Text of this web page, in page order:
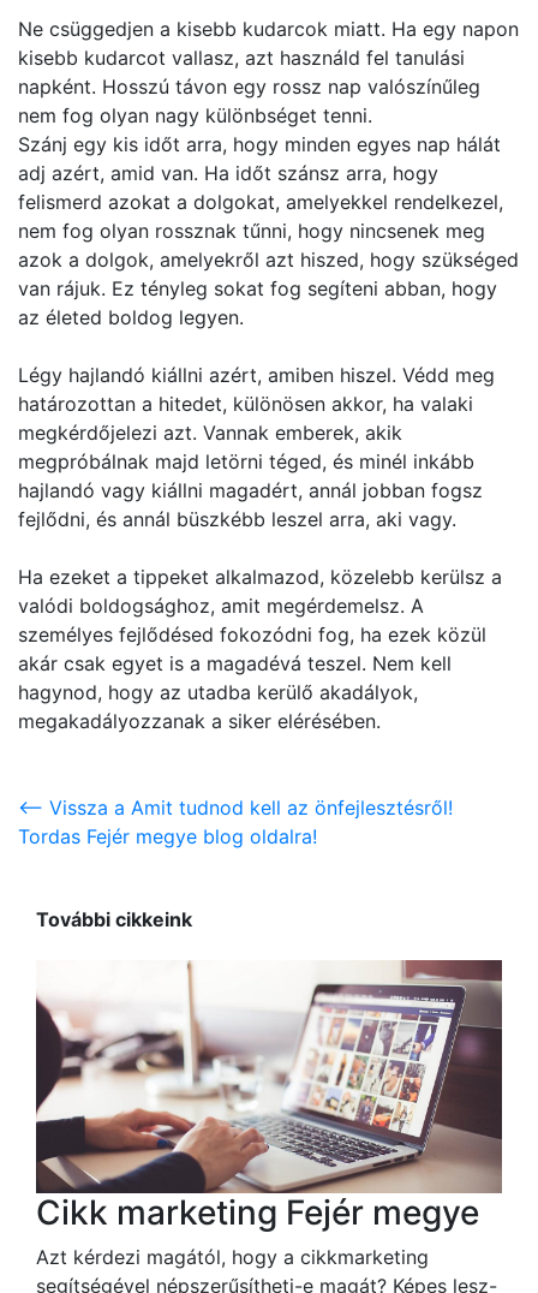
Ne csüggedjen a kisebb kudarcok miatt. Ha egy napon
kisebb kudarcot vallasz, azt használd fel tanulási
napként. Hosszú távon egy rossz nap valószínűleg
nem fog olyan nagy különbséget tenni.
Szánj egy kis időt arra, hogy minden egyes nap hálát
adj azért, amid van. Ha időt szánsz arra, hogy
felismerd azokat a dolgokat, amelyekkel rendelkezel,
nem fog olyan rossznak tűnni, hogy nincsenek meg
azok a dolgok, amelyekről azt hiszed, hogy szükséged
van rájuk. Ez tényleg sokat fog segíteni abban, hogy
az életed boldog legyen.
Légy hajlandó kiállni azért, amiben hiszel. Védd meg
határozottan a hitedet, különösen akkor, ha valaki
megkérdőjelezi azt. Vannak emberek, akik
megpróbálnak majd letörni téged, és minél inkább
hajlandó vagy kiállni magadért, annál jobban fogsz
fejlődni, és annál büszkébb leszel arra, aki vagy.
Ha ezeket a tippeket alkalmazod, közelebb kerülsz a
valódi boldogsághoz, amit megérdemelsz. A
személyes fejlődésed fokozódni fog, ha ezek közül
akár csak egyet is a magadévá teszel. Nem kell
hagynod, hogy az utadba kerülő akadályok,
megakadályozzanak a siker elérésében.
<-- Vissza a Amit tudnod kell az önfejlesztésről!
Tordas Fejér megye blog oldalra!
További cikkeink
Cikk marketing Fejér megye
Azt kérdezi magától, hogy a cikkmarketing
segítségével népszerűsítheti-e magát? Képes lesz-